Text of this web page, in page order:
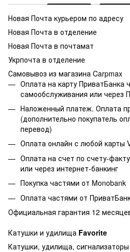
Новая Почта курьером по адресу
Новая Почта в отделение
Новая Почта в почтамат
Укрпочта в отделение
Самовывоз из магазина Carpmax
Оплата на карту ПриватБанка
самообслуживания или через
Наложенный платеж. Оплата
(дополнительно покупатель
перевод)
Оплата онлайн с любой карты
Оплата на счет по счету-
или через интернет-банкинг
Покупка частями от Monobank
Оплата частями от
Официальная гарантия 12
Катушки и удилища Favorite
Катушки, удилища, сигнализаторы